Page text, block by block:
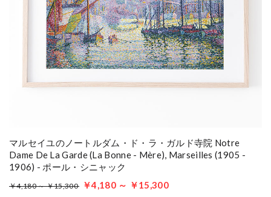
マルセイユのノートルダム・ド・ラ・ガルド寺院 Notre
Dame De La Garde (La Bonne - Mère), Marseilles (1905 -
1906) - ポール・シニャック
￥4,180 ～ ￥15,300 ￥4,180 ～ ￥15,300